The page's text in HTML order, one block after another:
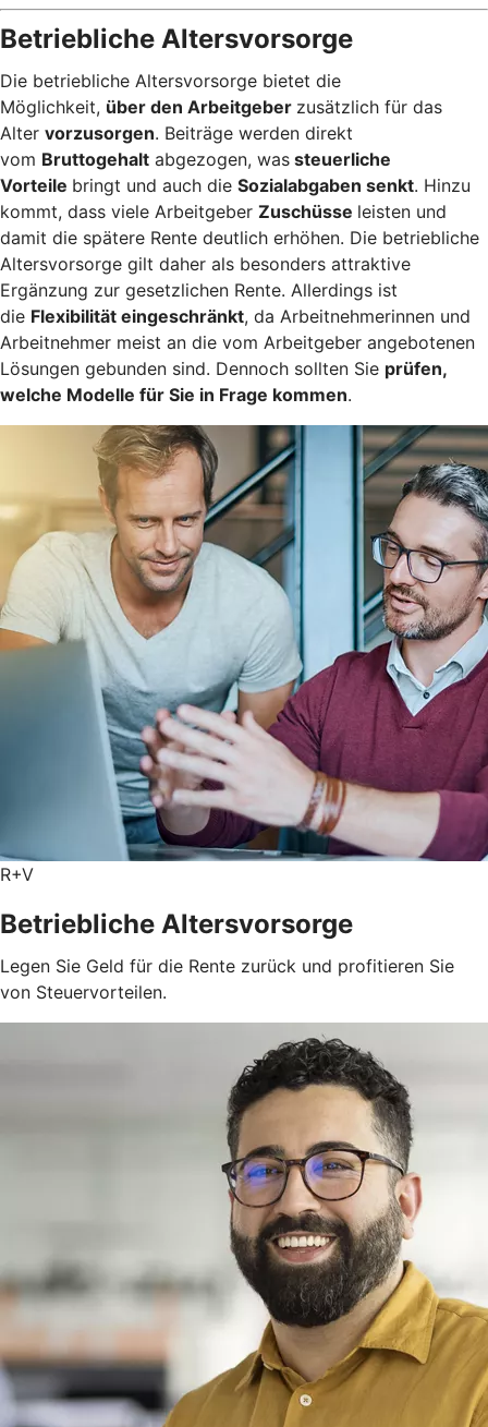
Betriebliche Altersvorsorge
Die betriebliche Altersvorsorge bietet die
Möglichkeit, über den Arbeitgeber zusätzlich für das
Alter vorzusorgen. Beiträge werden direkt
vom Bruttogehalt abgezogen, was steuerliche
Vorteile bringt und auch die Sozialabgaben senkt. Hinzu
kommt, dass viele Arbeitgeber Zuschüsse leisten und
damit die spätere Rente deutlich erhöhen. Die betriebliche
Altersvorsorge gilt daher als besonders attraktive
Ergänzung zur gesetzlichen Rente. Allerdings ist
die Flexibilität eingeschränkt, da Arbeitnehmerinnen und
Arbeitnehmer meist an die vom Arbeitgeber angebotenen
Lösungen gebunden sind. Dennoch sollten Sie prüfen,
welche Modelle für Sie in Frage kommen.
R+V
Betriebliche Altersvorsorge
Legen Sie Geld für die Rente zurück und profitieren Sie
von Steuervorteilen.